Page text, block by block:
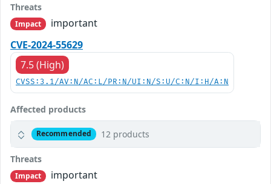
Threats
Impact
important
CVE-2024-55629
7.5 (High)
CVSS:3.1/AV:N/AC:L/PR:N/UI:N/S:U/C:N/I:H/A:N
Affected products
Recommended 12 products
Threats
Impact
important